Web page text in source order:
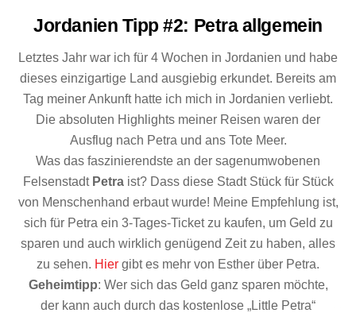
Jordanien Tipp #2: Petra allgemein
Letztes Jahr war ich für 4 Wochen in Jordanien und habe
dieses einzigartige Land ausgiebig erkundet. Bereits am
Tag meiner Ankunft hatte ich mich in Jordanien verliebt.
Die absoluten Highlights meiner Reisen waren der
Ausflug nach Petra und ans Tote Meer.
Was das faszinierendste an der sagenumwobenen
Felsenstadt Petra ist? Dass diese Stadt Stück für Stück
von Menschenhand erbaut wurde! Meine Empfehlung ist,
sich für Petra ein 3-Tages-Ticket zu kaufen, um Geld zu
sparen und auch wirklich genügend Zeit zu haben, alles
zu sehen. Hier gibt es mehr von Esther über Petra.
Geheimtipp: Wer sich das Geld ganz sparen möchte,
der kann auch durch das kostenlose „Little Petra“